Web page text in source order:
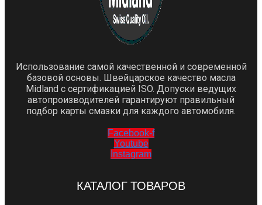
Использование самой качественной и современной
базовой основы. Швейцарское качество масла
Midland с сертификацией ISO. Допуски ведущих
автопроизводителей гарантируют правильный
подбор карты смазки для каждого автомобиля.
Facebook-f
Youtube
Instagram
КАТАЛОГ ТОВАРОВ